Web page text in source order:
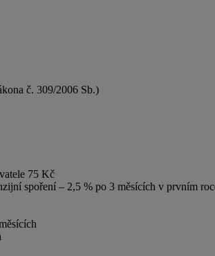
č. 309/2006 Sb.)
75 Kč
spoření – 2,5 % po 3 měsících v prvním